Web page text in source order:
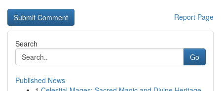
Report Page
Search
Go
Published News